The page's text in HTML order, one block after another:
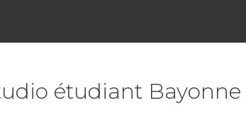
étudiant Bayonne